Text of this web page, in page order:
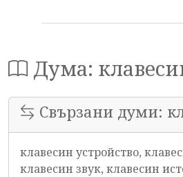
Дума:
Свързани думи:
клавесин устройство,
клавесин звук, клавесин